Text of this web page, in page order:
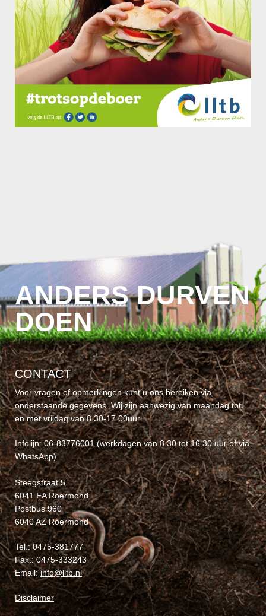
ANDERS DURVEN
DOEN
CONTACT
Voor vragen of opmerkingen kunt u ons bereiken via
onderstaande gegevens. Wij zijn aanwezig van maandag tot
en met vrijdag van 8.30-17.00uur.
Infolijn: 06-83776001 (werkdagen van 8.30 tot 16.30 uur of via
WhatsApp)
Steegstraat 5
6041 EA Roermond
Postbus 960
6040 AZ Roermond
Tel.: 0475-381777
Fax.: 0475-333243
Email:info@lltb.nl
Disclaimer